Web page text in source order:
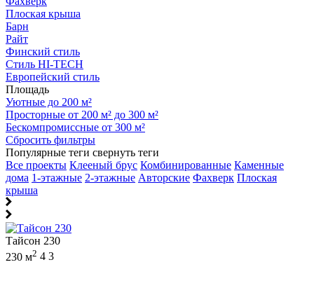
Плоская крыша
Барн
Райт
Финский стиль
Стиль HI-TECH
Европейский стиль
Площадь
Уютные до 200 м²
Просторные от 200 м² до 300 м²
Бескомпромиссные от 300 м²
Сбросить фильтры
Популярные теги свернуть теги
Все проекты Клееный брус Комбинированные Каменные
дома 1-этажные 2-этажные Авторские Фахверк Плоская
крыша
Тайсон 230
230 м2 4 3